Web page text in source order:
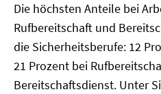
Die höchsten Anteile bei
Rufbereitschaft und
die Sicherheitsberufe: 12
21 Prozent bei
Bereitschaftsdienst. Unter